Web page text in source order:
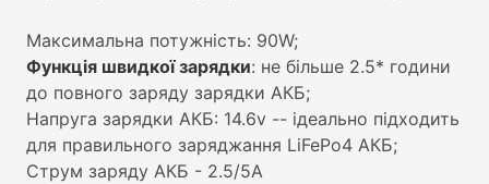
Максимальна потужність: 90W;
Функція швидкої зарядки: не більше 2.5* години
до повного заряду зарядки АКБ;
Напруга зарядки АКБ: 14.6v -- ідеально підходить
для правильного заряджання LiFePo4 АКБ;
Струм заряду АКБ - 2.5/5А